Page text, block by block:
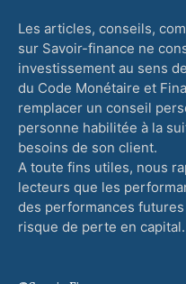
Les articles, conseils,
sur Savoir-finance ne
investissement au sens
du Code Monétaire et
remplacer un conseil
personne habilitée à la
besoins de son client.
A toute fins utiles, nous
lecteurs que les
des performances
risque de perte en capital.